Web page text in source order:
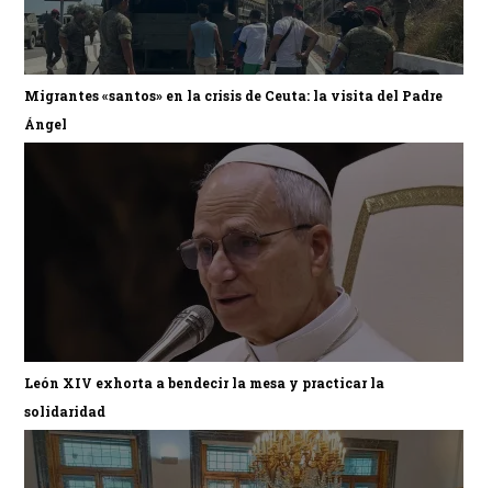
Migrantes «santos» en la crisis de Ceuta: la visita del Padre
Ángel
León XIV exhorta a bendecir la mesa y practicar la
solidaridad